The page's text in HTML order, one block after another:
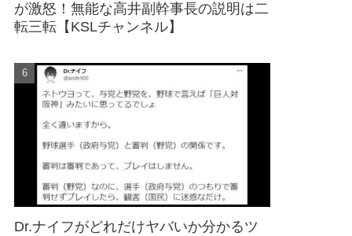
が激怒！無能な高井副幹事長の説明は二
転三転【KSLチャンネル】
Dr.ナイフがどれだけヤバいか分かるツ